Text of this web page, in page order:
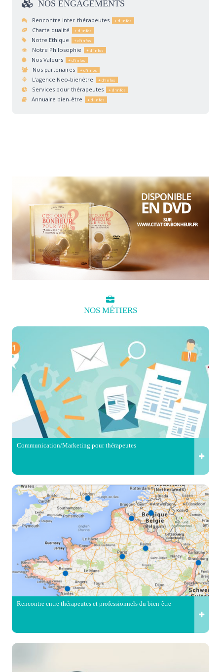
NOS ENGAGEMENTS
Rencontre inter-thérapeutes
Charte qualité
Notre Ethique
Notre Philosophie
Nos Valeurs
Nos partenaires
L'agence Neo-bienêtre
Services pour thérapeutes
Annuaire bien-être
NOS MÉTIERS
Communication/Marketing pour thérapeutes
Rencontre entre thérapeutes et professionnels du bien-être